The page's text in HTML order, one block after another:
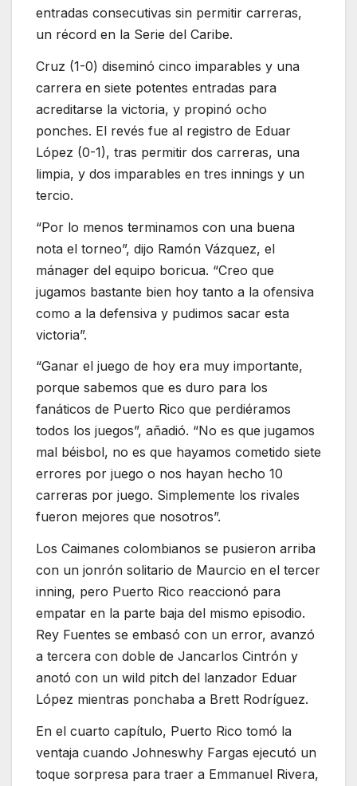
entradas consecutivas sin permitir carreras,
un récord en la Serie del Caribe.
Cruz (1-0) diseminó cinco imparables y una
carrera en siete potentes entradas para
acreditarse la victoria, y propinó ocho
ponches. El revés fue al registro de Eduar
López (0-1), tras permitir dos carreras, una
limpia, y dos imparables en tres innings y un
tercio.
“Por lo menos terminamos con una buena
nota el torneo”, dijo Ramón Vázquez, el
mánager del equipo boricua. “Creo que
jugamos bastante bien hoy tanto a la ofensiva
como a la defensiva y pudimos sacar esta
victoria”.
“Ganar el juego de hoy era muy importante,
porque sabemos que es duro para los
fanáticos de Puerto Rico que perdiéramos
todos los juegos”, añadió. “No es que jugamos
mal béisbol, no es que hayamos cometido siete
errores por juego o nos hayan hecho 10
carreras por juego. Simplemente los rivales
fueron mejores que nosotros”.
Los Caimanes colombianos se pusieron arriba
con un jonrón solitario de Maurcio en el tercer
inning, pero Puerto Rico reaccionó para
empatar en la parte baja del mismo episodio.
Rey Fuentes se embasó con un error, avanzó
a tercera con doble de Jancarlos Cintrón y
anotó con un wild pitch del lanzador Eduar
López mientras ponchaba a Brett Rodríguez.
En el cuarto capítulo, Puerto Rico tomó la
ventaja cuando Johneswhy Fargas ejecutó un
toque sorpresa para traer a Emmanuel Rivera,